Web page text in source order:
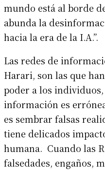
mundo está al borde
abunda la
hacia la era de la I.A.”.
Las redes de
Harari, son las que
poder a los
información es
es sembrar falsas
tiene delicados
humana. Cuando las
falsedades, engaños,